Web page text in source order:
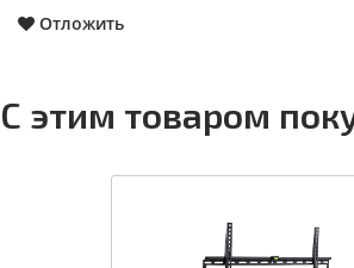
Отложить
С этим товаром